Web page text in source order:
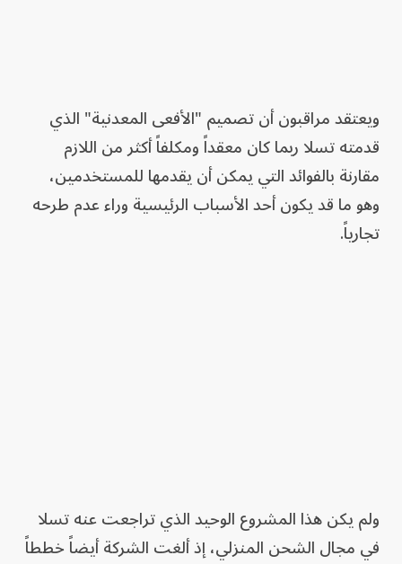
ويعتقد مراقبون أن تصميم "الأفعى المعدنية" الذي
قدمته تسلا ربما كان معقداً ومكلفاً أكثر من اللازم
مقارنة بالفوائد التي يمكن أن يقدمها للمستخدمين،
وهو ما قد يكون أحد الأسباب الرئيسية وراء عدم طرحه
تجارياً.
ولم يكن هذا المشروع الوحيد الذي تراجعت عنه تسلا
في مجال الشحن المنزلي، إذ ألغت الشركة أيضاً خططاً